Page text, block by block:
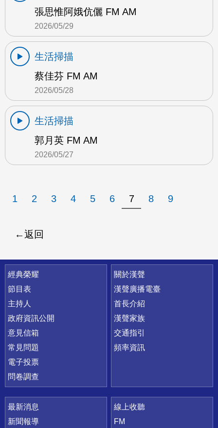
張思惟阿娥伉儷 FM AM
2026/05/29
生活掃描
蔡佳芬 FM AM
2026/05/28
生活掃描
郭月英 FM AM
2026/05/27
1 2 3 4 5 6 7 8 9
返回
快速連結
經典榮耀
節目表
主持人
政府資訊公開
意見信箱
常見問題
電子投票
問卷調查
關於漢聲
漢聲廣播電臺
首長介紹
漢聲家族
交通指引
頻率資訊
最新消息
新聞報導
線上收聽
FM